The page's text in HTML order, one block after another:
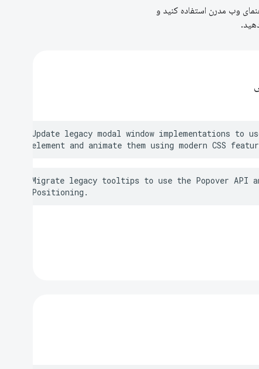
وب مدرن استفاده کنید و
Update legacy modal window implementations to
element and animate them using modern CSS
Migrate legacy tooltips to use the Popover API
Positioning.